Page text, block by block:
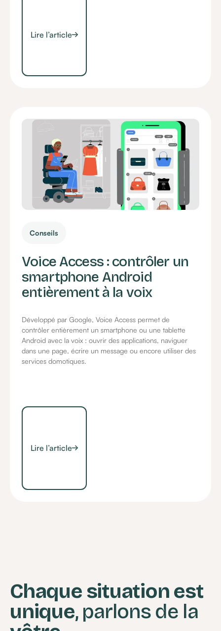
Lire l’article
Conseils
Voice Access : contrôler un
smartphone Android
entièrement à la voix
Développé par Google, Voice Access permet de
contrôler entièrement un smartphone ou une tablette
Android avec la voix : ouvrir des applications, naviguer
dans une page, écrire un message ou encore utiliser des
services domotiques.
Lire l’article
Chaque situation est
unique, parlons de la